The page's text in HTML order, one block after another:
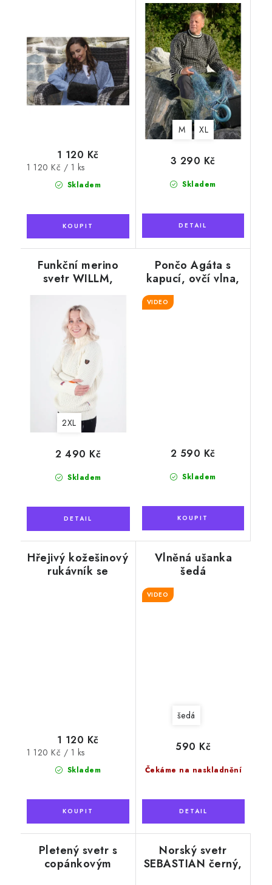
Skladem
1 120 Kč
Měrná
1 120 Kč / 1 ks
norská vlna
M XL
Skladem
3 290 Kč
Funkční merino
svetr WILLM,
2XL
Skladem
2 490 Kč
Pončo Agáta s
kapucí, ovčí vlna,
červené káro
VIDEO
Skladem
2 590 Kč
Hřejivý kožešinový
rukávník se
Skladem
1 120 Kč
Měrná
1 120 Kč / 1 ks
Vlněná ušanka
šedá
VIDEO
šedá
Čekáme na naskladnění
590 Kč
Pletený svetr s
copánkovým
Norský svetr
SEBASTIAN černý,